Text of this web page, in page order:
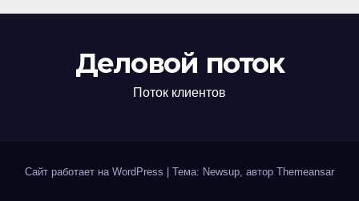
Деловой поток
Поток клиентов
Сайт работает на WordPress Тема: Newsup, автор Themeansar